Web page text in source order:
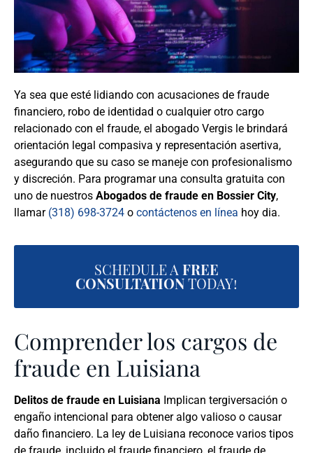
Ya sea que esté lidiando con acusaciones de fraude
financiero, robo de identidad o cualquier otro cargo
relacionado con el fraude, el abogado Vergis le brindará
orientación legal compasiva y representación asertiva,
asegurando que su caso se maneje con profesionalismo
y discreción. Para programar una consulta gratuita con
uno de nuestros Abogados de fraude en Bossier City,
llamar (318) 698-3724 o contáctenos en línea hoy dia.
SCHEDULE A FREE
CONSULTATIONTODAY!
Comprender los cargos de
fraude en Luisiana
Delitos de fraude en Luisiana Implican tergiversación o
engaño intencional para obtener algo valioso o causar
daño financiero. La ley de Luisiana reconoce varios tipos